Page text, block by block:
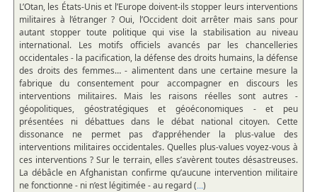
L’Otan, les États-Unis et l’Europe doivent-ils stopper leurs interventions
militaires à l’étranger ? Oui, l’Occident doit arrêter mais sans pour
autant stopper toute politique qui vise la stabilisation au niveau
international. Les motifs officiels avancés par les chancelleries
occidentales - la pacification, la défense des droits humains, la défense
des droits des femmes… - alimentent dans une certaine mesure la
fabrique du consentement pour accompagner en discours les
interventions militaires. Mais les raisons réelles sont autres -
géopolitiques, géostratégiques et géoéconomiques - et peu
présentées ni débattues dans le débat national citoyen. Cette
dissonance ne permet pas d’appréhender la plus-value des
interventions militaires occidentales. Quelles plus-values voyez-vous à
ces interventions ? Sur le terrain, elles s’avèrent toutes désastreuses.
La débâcle en Afghanistan confirme qu’aucune intervention militaire
ne fonctionne - ni n’est légitimée - au regard (...)